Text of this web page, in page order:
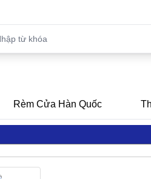
Rèm Cửa Hàn Quốc